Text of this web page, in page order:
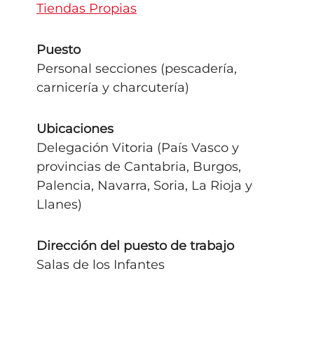
Tiendas Propias
Puesto
Personal secciones (pescadería,
carnicería y charcutería)
Ubicaciones
Delegación Vitoria (País Vasco y
provincias de Cantabria, Burgos,
Palencia, Navarra, Soria, La Rioja y
Llanes)
Dirección del puesto de trabajo
Salas de los Infantes